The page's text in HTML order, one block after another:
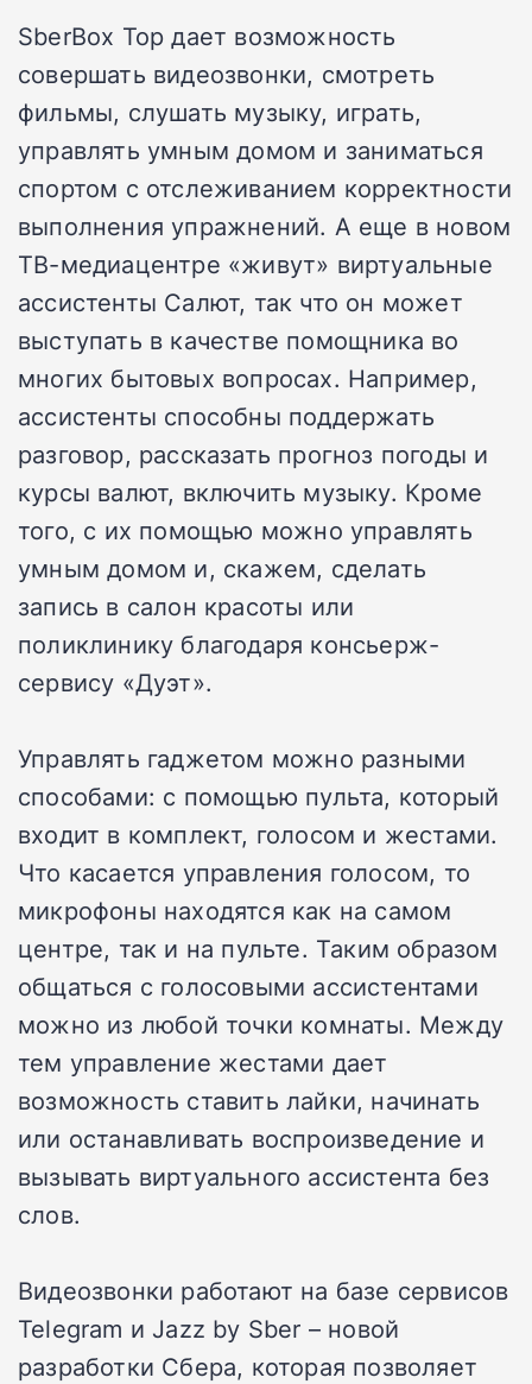
SberBox Top дает возможность
совершать видеозвонки, смотреть
фильмы, слушать музыку, играть,
управлять умным домом и заниматься
спортом с отслеживанием корректности
выполнения упражнений. А еще в новом
ТВ-медиацентре «живут» виртуальные
ассистенты Салют, так что он может
выступать в качестве помощника во
многих бытовых вопросах. Например,
ассистенты способны поддержать
разговор, рассказать прогноз погоды и
курсы валют, включить музыку. Кроме
того, с их помощью можно управлять
умным домом и, скажем, сделать
запись в салон красоты или
поликлинику благодаря консьерж-
сервису «Дуэт».
Управлять гаджетом можно разными
способами: с помощью пульта, который
входит в комплект, голосом и жестами.
Что касается управления голосом, то
микрофоны находятся как на самом
центре, так и на пульте. Таким образом
общаться с голосовыми ассистентами
можно из любой точки комнаты. Между
тем управление жестами дает
возможность ставить лайки, начинать
или останавливать воспроизведение и
вызывать виртуального ассистента без
слов.
Видеозвонки работают на базе сервисов
Telegram и Jazz by Sber – новой
разработки Сбера, которая позволяет